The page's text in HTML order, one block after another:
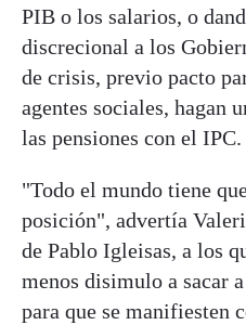
PIB o los salarios, o
discrecional a los
de crisis, previo pacto
agentes sociales, hagan
las pensiones con el IPC.
"Todo el mundo tiene
posición", advertía
de Pablo Igleisas, a los
menos disimulo a sacar
para que se manifiesten